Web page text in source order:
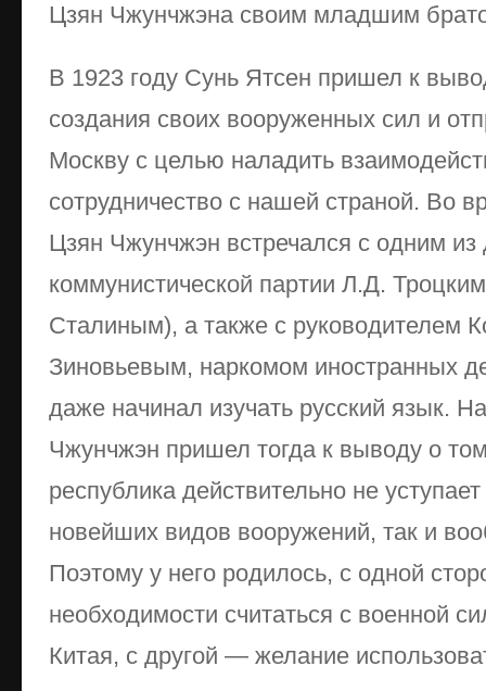
Цзян Чжунчжэна своим младшим
В 1923 году Сунь Ятсен пришел к
создания своих вооруженных сил и
Москву с целью наладить
сотрудничество с нашей страной. Во
Цзян Чжунчжэн встречался с одним
коммунистической партии Л.Д.
Сталиным), а также с руководителем
Зиновьевым, наркомом иностранных
даже начинал изучать русский язык.
Чжунчжэн пришел тогда к выводу о
республика действительно не
новейших видов вооружений, так и
Поэтому у него родилось, с одной
необходимости считаться с военной
Китая, с другой — желание